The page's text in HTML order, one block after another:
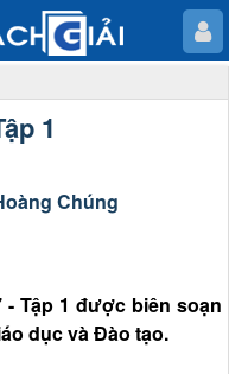
1
Chúng
- Tập 1 được biên soạn
dục và Đào tạo.